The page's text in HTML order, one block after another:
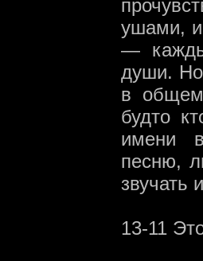
ушами, и
—
души. Но
в общем
будто
имени
песню,
звучать
13-11